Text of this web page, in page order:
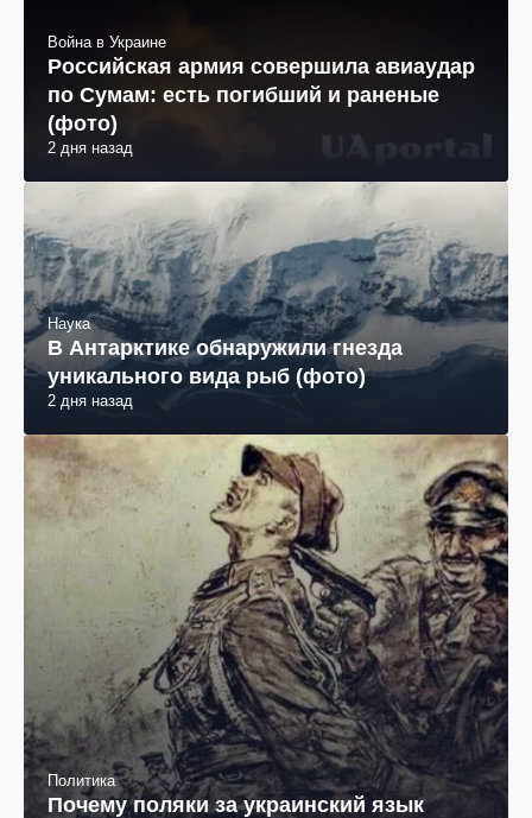
Война в Украине
Российская армия совершила авиаудар
по Сумам: есть погибший и раненые
(фото)
2 дня назад
Наука
В Антарктике обнаружили гнезда
уникального вида рыб (фото)
2 дня назад
Политика
Почему поляки за украинский язык